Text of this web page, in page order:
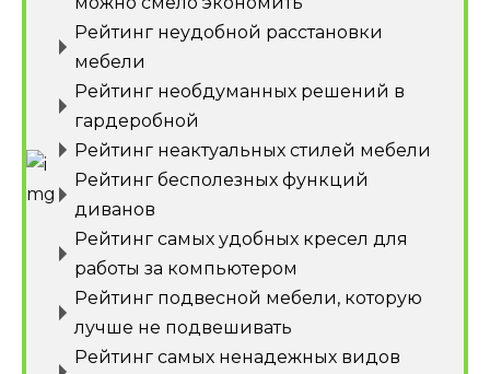
Рейтинг неудобной расстановки
мебели
Рейтинг необдуманных решений в
гардеробной
Рейтинг неактуальных стилей мебели
Рейтинг бесполезных функций
диванов
Рейтинг самых удобных кресел для
работы за компьютером
Рейтинг подвесной мебели, которую
лучше не подвешивать
Рейтинг самых ненадежных видов